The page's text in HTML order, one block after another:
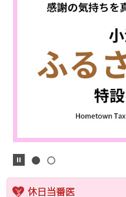
休日当番医